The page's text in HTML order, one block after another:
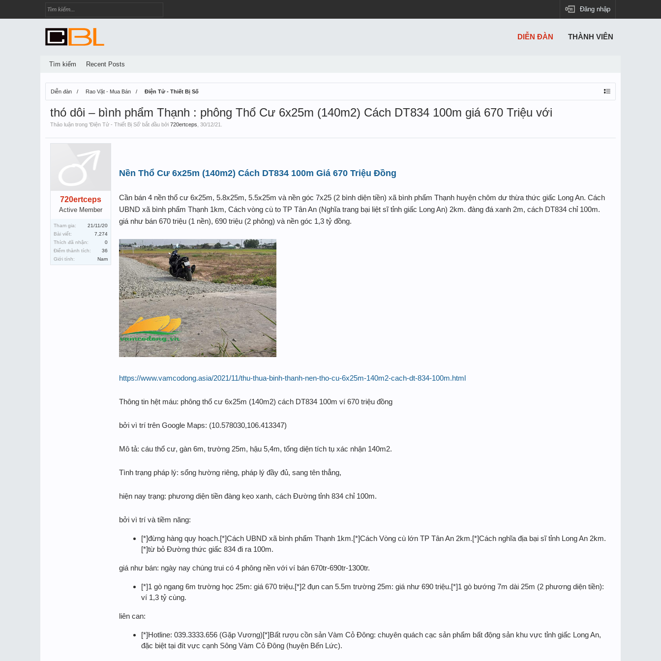
Đăng nhập
Diễn đàn Rao Vặt - Mua Bán Điện Tử - Thiết Bị Số
thó dôi – bình phẩm Thạnh : phông Thổ Cư 6x25m (140m2) Cách DT834 100m giá 670 Triệu với
Thảo luận trong 'Điện Tử - Thiết Bị Số' bắt đầu bởi 720ertceps 30/12/21
720ertceps
Active Member
Tham gia:
21/11/20
Bài viết:
7,274
Thích đã nhận:
0
Điểm thành tích:
36
Giới tính:
Nam
Nền Thổ Cư 6x25m (140m2) Cách DT834 100m Giá 670 Triệu Đồng
Cần bán 4 nền thổ cư 6x25m, 5.8x25m, 5.5x25m và nền góc 7x25 (2 bình diện tiền) xã bình phẩm Thạnh huyện chôm dư thừa thức giấc Long An. Cách
UBND xã bình phẩm Thạnh 1km, Cách vòng cù to TP Tân An (Nghĩa trang bại liệt sĩ tỉnh giấc Long An) 2km. đàng đá xanh 2m, cách DT834 chỉ 100m.
giá như bán 670 triệu (1 nền), 690 triệu (2 phông) và nền góc 1,3 tỷ đồng.
https://www.vamcodong.asia/2021/11/thu-thua-binh-thanh-nen-tho-cu-6x25m-140m2-cach-dt-834-100m.html
Thông tin hệt máu: phông thổ cư 6x25m (140m2) cách DT834 100m ví 670 triệu đồng
bởi vì trí trên Google Maps: (10.578030,106.413347)
Mô tả: cáu thổ cư, gàn 6m, trường 25m, hậu 5,4m, tổng diện tích tụ xác nhận 140m2.
Tình trạng pháp lý: sổng hường riêng, pháp lý đầy đủ, sang tên thẳng,
hiện nay trạng: phương diện tiền đàng kẹo xanh, cách Đường tỉnh 834 chỉ 100m.
bởi vì trí và tiềm năng:
[*]đừng hàng quy hoạch.[*]Cách UBND xã bình phẩm Thạnh 1km.[*]Cách Vòng cù lớn TP Tân An 2km.[*]Cách nghĩa địa bại sĩ tỉnh Long An 2km.
[*]từ bỏ Đường thức giấc 834 đi ra 100m.
giá như bán: ngày nay chúng trui có 4 phông nền với ví bán 670tr-690tr-1300tr.
[*]1 gò ngang 6m trường học 25m: giá 670 triệu.[*]2 đụn can 5.5m trường 25m: giá như 690 triệu.[*]1 gò bướng 7m dài 25m (2 phương diện tiền):
ví 1,3 tỷ cùng.
liên can:
[*]Hotline: 039.3333.656 (Gặp Vương)[*]Bất rượu cồn sản Vàm Cỏ Đông: chuyên quách cạc sản phẩm bất động sản khu vực tỉnh giấc Long An,
đặc biệt tại đít vực cạnh Sông Vàm Cỏ Đông (huyện Bến Lức).
DIỄN ĐÀN
Tìm kiếm Recent Posts
THÀNH VIÊN